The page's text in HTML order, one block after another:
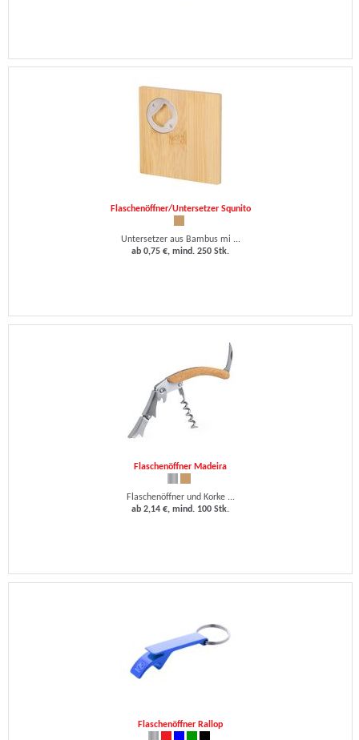
Flaschenöffner/Untersetzer Squnito
Untersetzer aus Bambus mi ...
ab 0,75 €, mind. 250 Stk.
Flaschenöffner Madeira
Flaschenöffner und Korke ...
ab 2,14 €, mind. 100 Stk.
Flaschenöffner Rallop